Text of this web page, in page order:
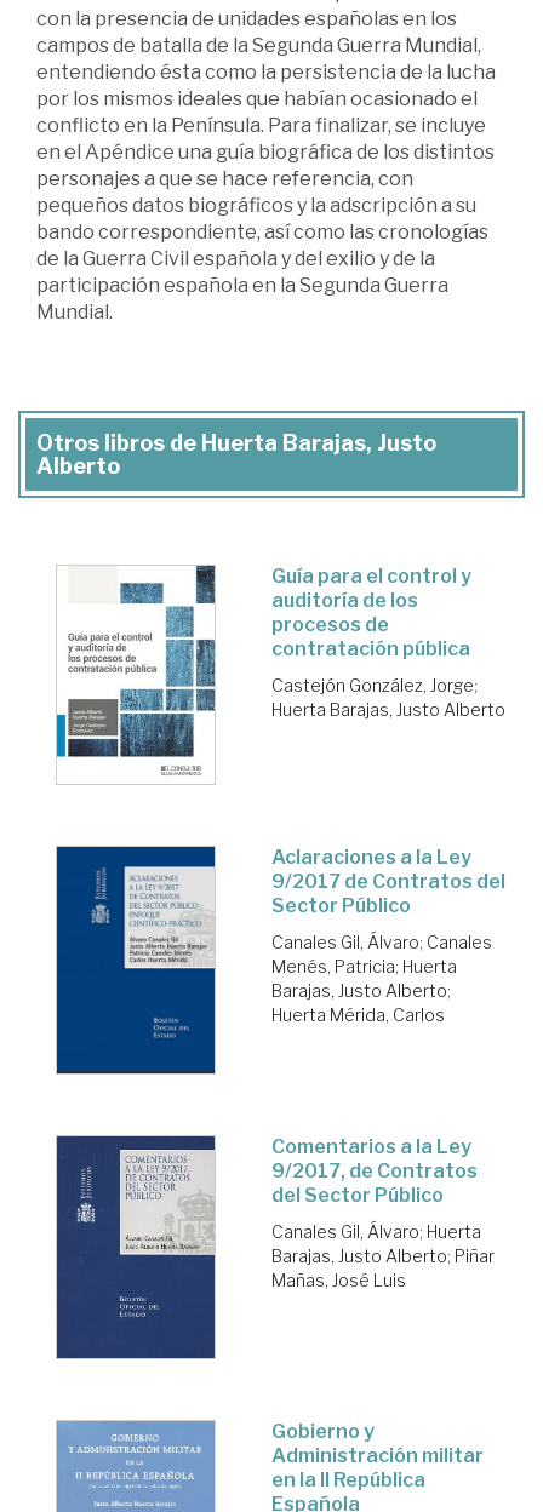
con la presencia de unidades españolas en los
campos de batalla de la Segunda Guerra Mundial,
entendiendo ésta como la persistencia de la lucha
por los mismos ideales que habían ocasionado el
conflicto en la Península. Para finalizar, se incluye
en el Apéndice una guía biográfica de los distintos
personajes a que se hace referencia, con
pequeños datos biográficos y la adscripción a su
bando correspondiente, así como las cronologías
de la Guerra Civil española y del exilio y de la
participación española en la Segunda Guerra
Mundial.
Otros libros de Huerta Barajas, Justo
Alberto
Guía para el control y
auditoría de los
procesos de
contratación pública
Castejón González, Jorge;
Huerta Barajas, Justo Alberto
Aclaraciones a la Ley
9/2017 de Contratos del
Sector Público
Canales Gil, Álvaro; Canales
Menés, Patricia; Huerta
Barajas, Justo Alberto;
Huerta Mérida, Carlos
Comentarios a la Ley
9/2017, de Contratos
del Sector Público
Canales Gil, Álvaro; Huerta
Barajas, Justo Alberto; Piñar
Mañas, José Luis
Gobierno y
Administración militar
en la II República
Española